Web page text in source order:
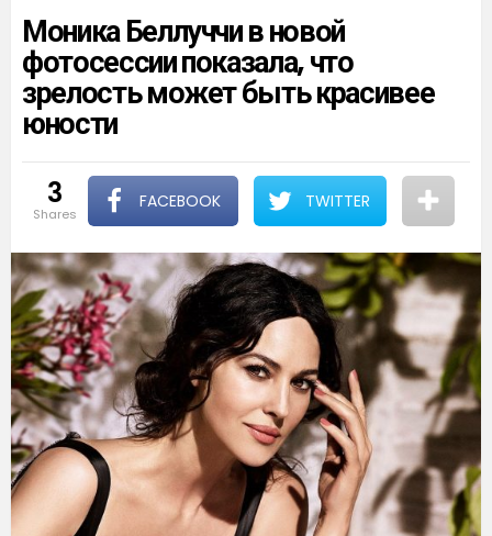
Моника Беллуччи в новой
фотосессии показала, что
зрелость может быть красивее
юности
3
shares
FACEBOOK TWITTER